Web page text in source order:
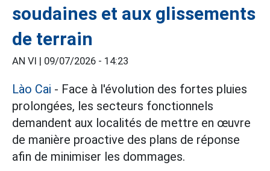
soudaines et aux glissements
de terrain
AN VI | 09/07/2026 - 14:23
Lào Cai - Face à l'évolution des fortes pluies
prolongées, les secteurs fonctionnels
demandent aux localités de mettre en œuvre
de manière proactive des plans de réponse
afin de minimiser les dommages.